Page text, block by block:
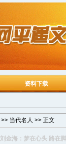
资料下载
>> 当代名人 >> 正文
金海：梦在心头 路在